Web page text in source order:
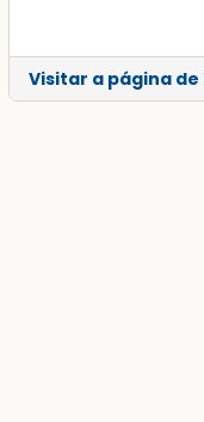
Visitar a página de